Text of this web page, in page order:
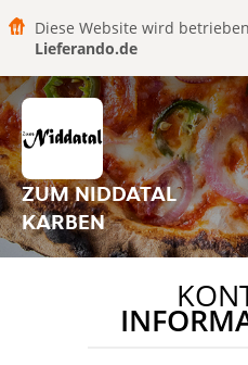
Diese Website wird
Lieferando.de
ZUM NIDDATAL
KARBEN